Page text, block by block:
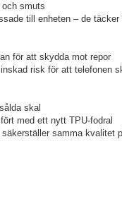
och smuts
till enheten – de
för att skydda mot repor
risk för att telefonen
skal
med ett nytt TPU-fodral
samma kvalitet